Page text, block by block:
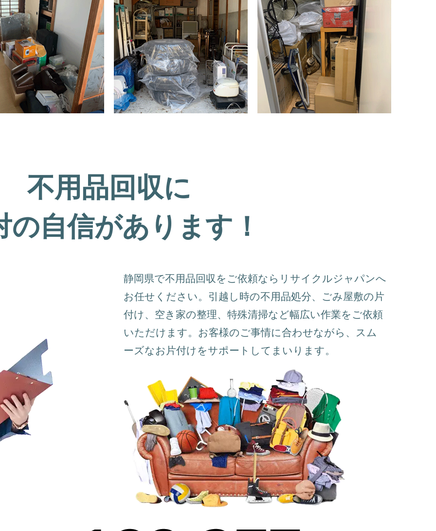
不用品回収に
の自信があります！
静岡県で不用品回収をご依頼ならリサイクルジャパンへ
お任せください。引越し時の不用品処分、ごみ屋敷の片
付け、空き家の整理、特殊清掃など幅広い作業をご依頼
いただけます。お客様のご事情に合わせながら、スム
ーズなお片付けをサポートしてまいります。